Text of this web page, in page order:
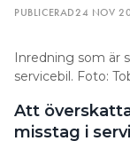
PUBLICERAD24 NOV
Inredning som är
servicebil. Foto:
Att
misstag i